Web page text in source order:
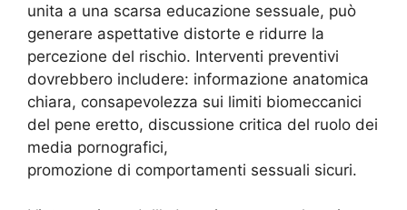
unita a una scarsa educazione sessuale, può
generare aspettative distorte e ridurre la
percezione del rischio. Interventi preventivi
dovrebbero includere: informazione anatomica
chiara, consapevolezza sui limiti biomeccanici
del pene eretto, discussione critica del ruolo dei
media pornografici,
promozione di comportamenti sessuali sicuri.